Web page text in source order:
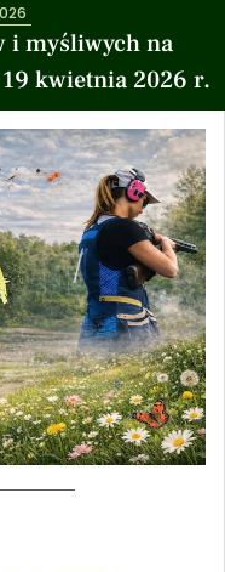
i myśliwych na
kwietnia 2026 r.